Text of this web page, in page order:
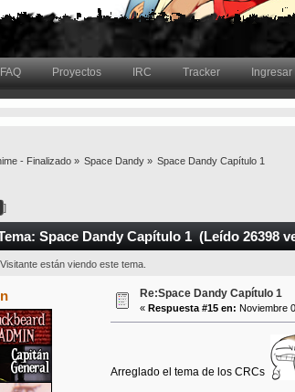
FAQ Proyectos IRC Tracker Ingresar
- Finalizado» Space Dandy» Space Dandy Capítulo 1
]
Space Dandy Capítulo 1 (Leído 26398
están viendo este tema.
Re:Space Dandy Capítulo 1
« Respuesta #15 en: Noviembre
Arreglado el tema de los CRCs